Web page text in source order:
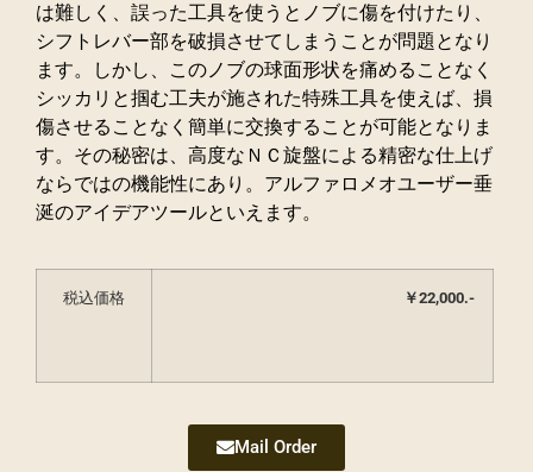
は難しく、誤った工具を使うとノブに傷を付けたり、
シフトレバー部を破損させてしまうことが問題となり
ます。しかし、このノブの球面形状を痛めることなく
シッカリと掴む工夫が施された特殊工具を使えば、損
傷させることなく簡単に交換することが可能となりま
す。その秘密は、高度なＮＣ旋盤による精密な仕上げ
ならではの機能性にあり。アルファロメオユーザー垂
涎のアイデアツールといえます。
税込価格 ￥22,000.-
Mail Order